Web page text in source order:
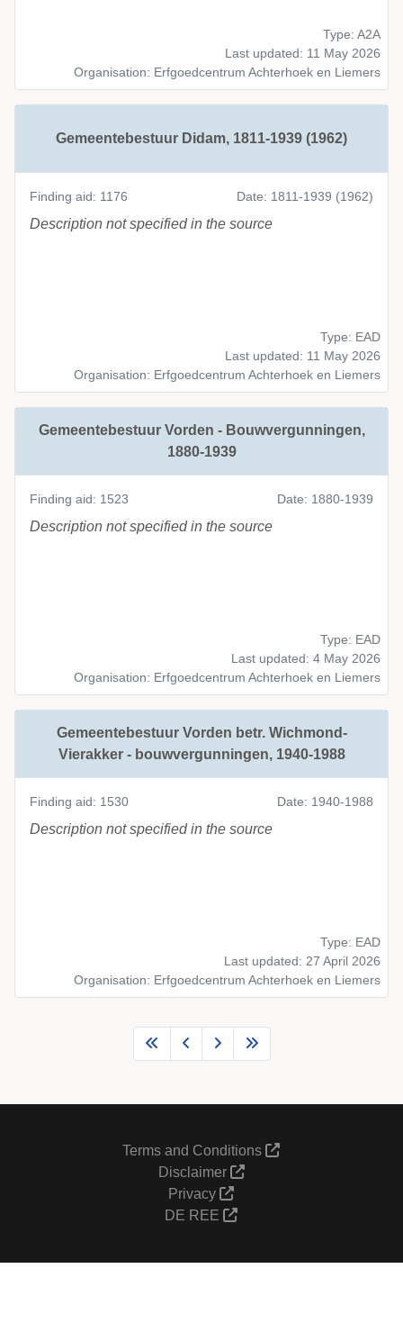
Type: A2A
Last updated: 11 May 2026
Organisation: Erfgoedcentrum Achterhoek en Liemers
Gemeentebestuur Didam, 1811-1939 (1962)
Finding aid: 1176 Date: 1811-1939 (1962)
Description not specified in the source
Type: EAD
Last updated: 11 May 2026
Organisation: Erfgoedcentrum Achterhoek en Liemers
Gemeentebestuur Vorden - Bouwvergunningen,
1880-1939
Finding aid: 1523 Date: 1880-1939
Description not specified in the source
Type: EAD
Last updated: 4 May 2026
Organisation: Erfgoedcentrum Achterhoek en Liemers
Gemeentebestuur Vorden betr. Wichmond-
Vierakker - bouwvergunningen, 1940-1988
Finding aid: 1530 Date: 1940-1988
Description not specified in the source
Type: EAD
Last updated: 27 April 2026
Organisation: Erfgoedcentrum Achterhoek en Liemers
Terms and Conditions
Disclaimer
Privacy
DE REE